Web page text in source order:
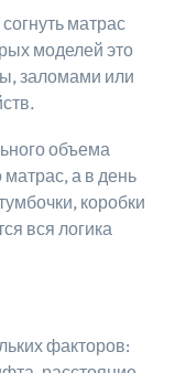
матрас
моделей это
заломами или
объема
матрас, а в день
коробки
вся логика
факторов: